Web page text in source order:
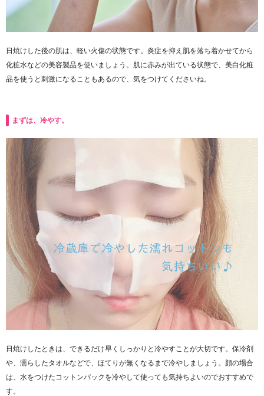
日焼けした後の肌は、軽い火傷の状態です。炎症を抑え肌を落ち着かせてから
化粧水などの美容製品を使いましょう。肌に赤みが出ている状態で、美白化粧
品を使うと刺激になることもあるので、気をつけてくださいね。
まずは、冷やす。
日焼けしたときは、できるだけ早くしっかりと冷やすことが大切です。保冷剤
や、濡らしたタオルなどで、ほてりが無くなるまで冷やしましょう。顔の場合
は、水をつけたコットンパックを冷やして使っても気持ちよいのでおすすめで
す。